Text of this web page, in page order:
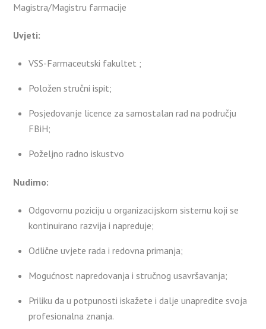
Magistra/Magistru farmacije
Uvjeti:
VSS-Farmaceutski fakultet ;
Položen stručni ispit;
Posjedovanje licence za samostalan rad na području
FBiH;
Poželjno radno iskustvo
Nudimo:
Odgovornu poziciju u organizacijskom sistemu koji se
kontinuirano razvija i napreduje;
Odlične uvjete rada i redovna primanja;
Mogućnost napredovanja i stručnog usavršavanja;
Priliku da u potpunosti iskažete i dalje unapredite svoja
profesionalna znanja.